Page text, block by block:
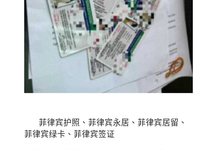
菲律宾护照、菲律宾永居、菲律宾居留、
菲律宾绿卡、菲律宾签证